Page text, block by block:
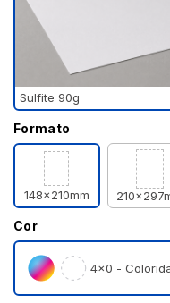
Sulfite 90g
Formato
148x210mm
Cor
4×0 -